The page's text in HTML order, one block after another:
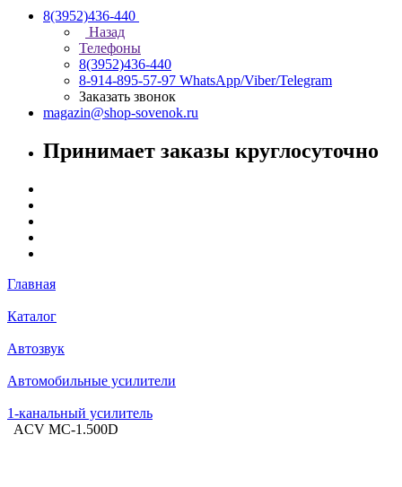
8(3952)436-440
Назад
Телефоны
8(3952)436-440
8-914-895-57-97 WhatsApp/Viber/Telegram
Заказать звонок
magazin@shop-sovenok.ru
Принимает заказы круглосуточно
Главная
Каталог
Автозвук
Автомобильные усилители
1-канальный усилитель
ACV MC-1.500D